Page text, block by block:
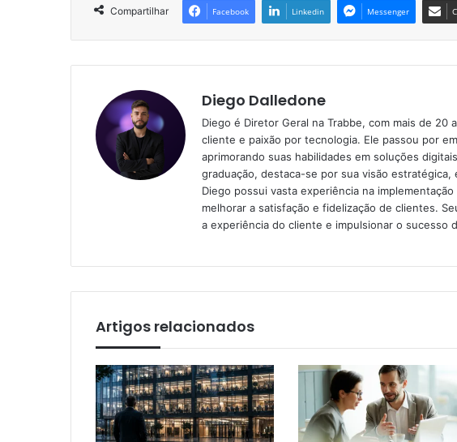
Compartilhar Facebook Linkedin Messenger
Diego Dalledone
Diego é Diretor Geral na Trabbe, com mais de 20
cliente e paixão por tecnologia. Ele passou por
aprimorando suas habilidades em soluções
graduação, destaca-se por sua visão
Diego possui vasta experiência na
melhorar a satisfação e fidelização de clientes.
a experiência do cliente e impulsionar o sucesso
Artigos relacionados